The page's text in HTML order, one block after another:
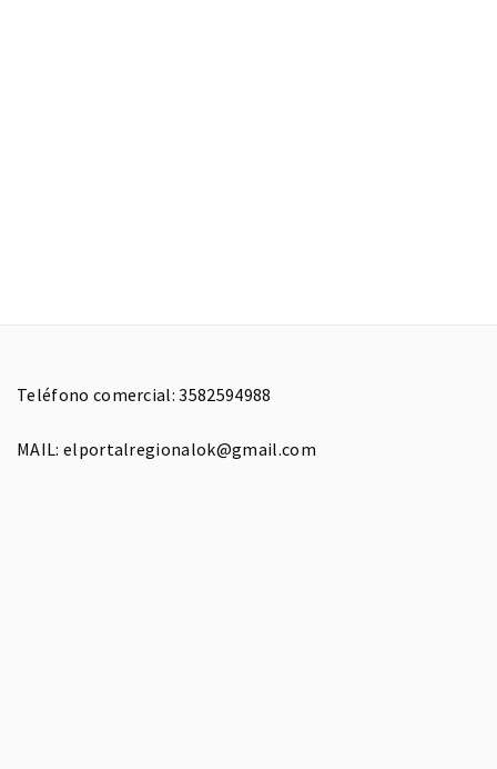
Teléfono comercial: 3582594988
MAIL: elportalregionalok@gmail.com